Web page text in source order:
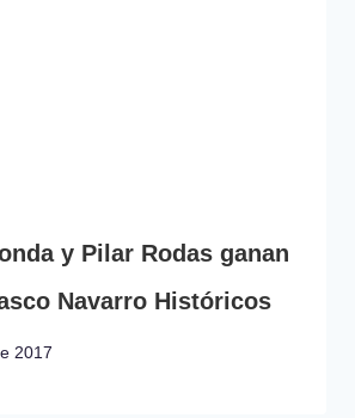
y Pilar Rodas ganan
Navarro Históricos
2017